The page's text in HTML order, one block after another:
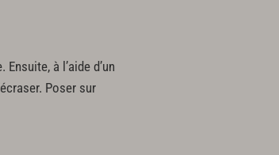
à l’aide d’un
Poser sur